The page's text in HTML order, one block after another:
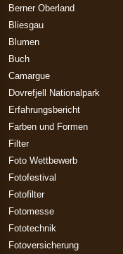
Berner Oberland
Bliesgau
Blumen
Buch
Camargue
Dovrefjell Nationalpark
Erfahrungsbericht
Farben und Formen
Filter
Foto Wettbewerb
Fotofestival
Fotofilter
Fotomesse
Fototechnik
Fotoversicherung